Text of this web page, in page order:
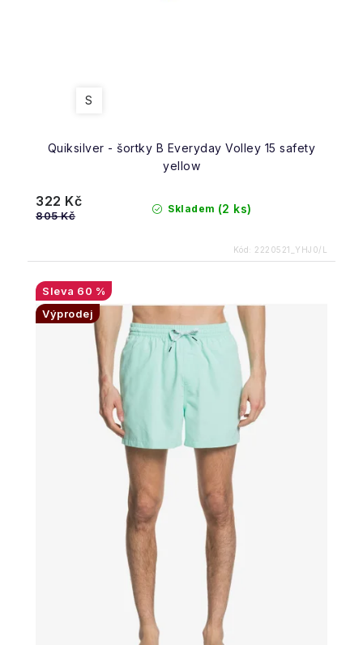
Quiksilver - šortky B Everyday Volley 15 safety
yellow
S
Skladem (2 ks)
322 Kč
805 Kč
Kód: 2220521_YHJ0/L
60 %
Výprodej